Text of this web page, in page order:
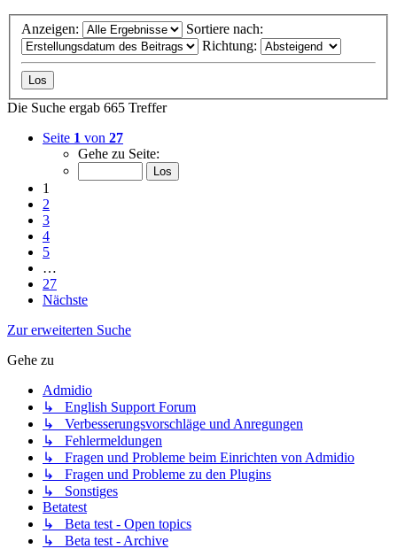
Anzeigen:
Sortiere nach:
Richtung:
Die Suche ergab 665 Treffer
Seite 1 von 27
Gehe zu Seite:
1
2
3
4
5
…
27
Nächste
Zur erweiterten Suche
Gehe zu
Admidio
↳ English Support Forum
↳ Verbesserungsvorschläge und Anregungen
↳ Fehlermeldungen
↳ Fragen und Probleme beim Einrichten von Admidio
↳ Fragen und Probleme zu den Plugins
↳ Sonstiges
Betatest
↳ Beta test - Open topics
↳ Beta test - Archive